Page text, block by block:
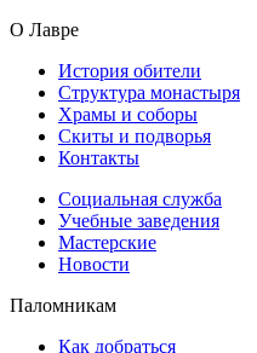
О Лавре
История обители
Структура монастыря
Храмы и соборы
Скиты и подворья
Контакты
Социальная служба
Учебные заведения
Мастерские
Новости
Паломникам
Как добраться